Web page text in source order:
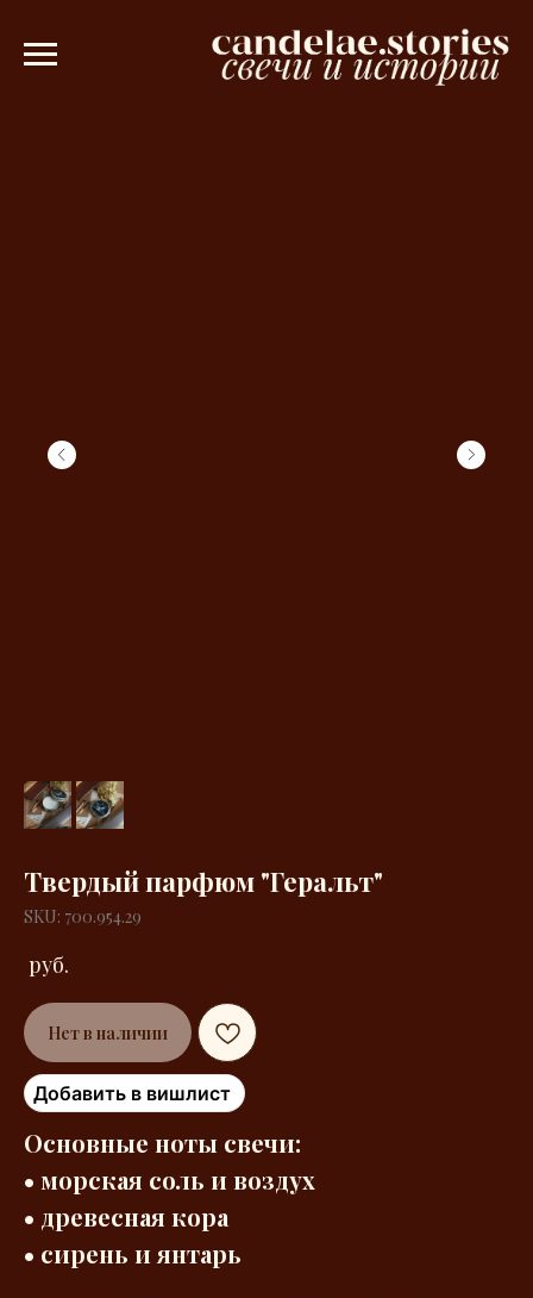
3000 рублей 💫 Ароматическое
Твердый парфюм "Геральт"
SKU: 700.954.29
руб.
Нет в наличии
Добавить в вишлист
Основные ноты свечи:
• морская соль и воздух
• древесная кора
• сирень и янтарь